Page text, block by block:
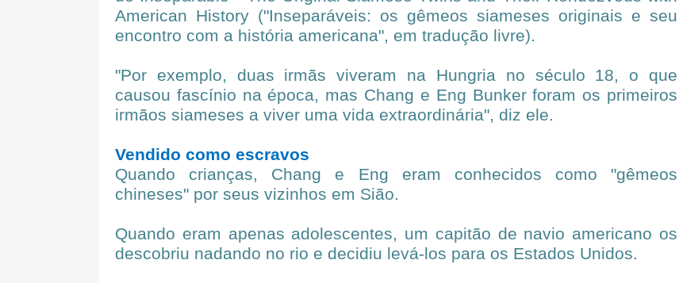
American History ("Inseparáveis: os gêmeos siameses originais e seu
encontro com a história americana", em tradução livre).
"Por exemplo, duas irmãs viveram na Hungria no século 18, o que
causou fascínio na época, mas Chang e Eng Bunker foram os primeiros
irmãos siameses a viver uma vida extraordinária", diz ele.
Vendido como escravos
Quando crianças, Chang e Eng eram conhecidos como "gêmeos
chineses" por seus vizinhos em Sião.
Quando eram apenas adolescentes, um capitão de navio americano os
descobriu nadando no rio e decidiu levá-los para os Estados Unidos.